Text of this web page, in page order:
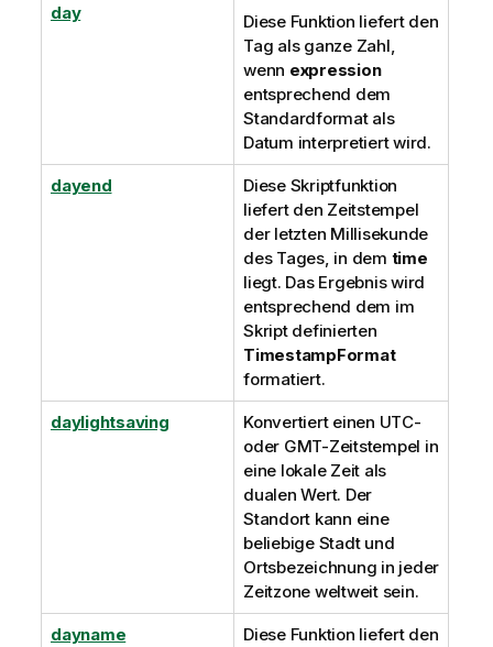
day
Diese Funktion liefert den
Tag als ganze Zahl,
wenn expression
entsprechend dem
Standardformat als
Datum interpretiert wird.
dayend
Diese Skriptfunktion
liefert den Zeitstempel
der letzten Millisekunde
des Tages, in dem time
liegt. Das Ergebnis wird
entsprechend dem im
Skript definierten
TimestampFormat
formatiert.
daylightsaving Konvertiert einen UTC-
oder GMT-Zeitstempel in
eine lokale Zeit als
dualen Wert. Der
Standort kann eine
beliebige Stadt und
Ortsbezeichnung in jeder
Zeitzone weltweit sein.
dayname
Diese Funktion liefert den